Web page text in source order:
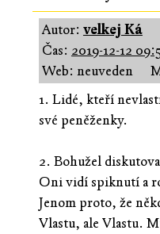
Autor: velkej Ká
Čas: 2019-12-12
Web: neuveden
1. Lidé, kteří
své peněženky.
2. Bohužel
Oni vidí spiknutí a
Jenom proto, že
Vlastu, ale Vlastu.